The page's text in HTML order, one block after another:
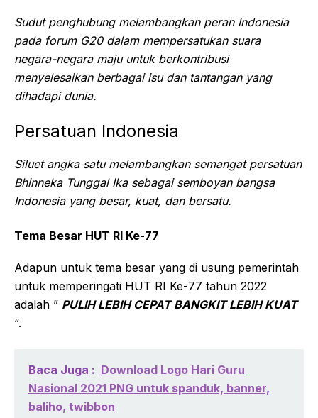
Sudut penghubung melambangkan peran Indonesia
pada forum G20 dalam mempersatukan suara
negara-negara maju untuk berkontribusi
menyelesaikan berbagai isu dan tantangan yang
dihadapi dunia.
Persatuan Indonesia
Siluet angka satu melambangkan semangat persatuan
Bhinneka Tunggal Ika sebagai semboyan bangsa
Indonesia yang besar, kuat, dan bersatu.
Tema Besar HUT RI Ke-77
Adapun untuk tema besar yang di usung pemerintah
untuk memperingati HUT RI Ke-77 tahun 2022
adalah ” PULIH LEBIH CEPAT BANGKIT LEBIH KUAT
“.
Baca Juga : Download Logo Hari Guru
Nasional 2021 PNG untuk spanduk, banner,
baliho, twibbon